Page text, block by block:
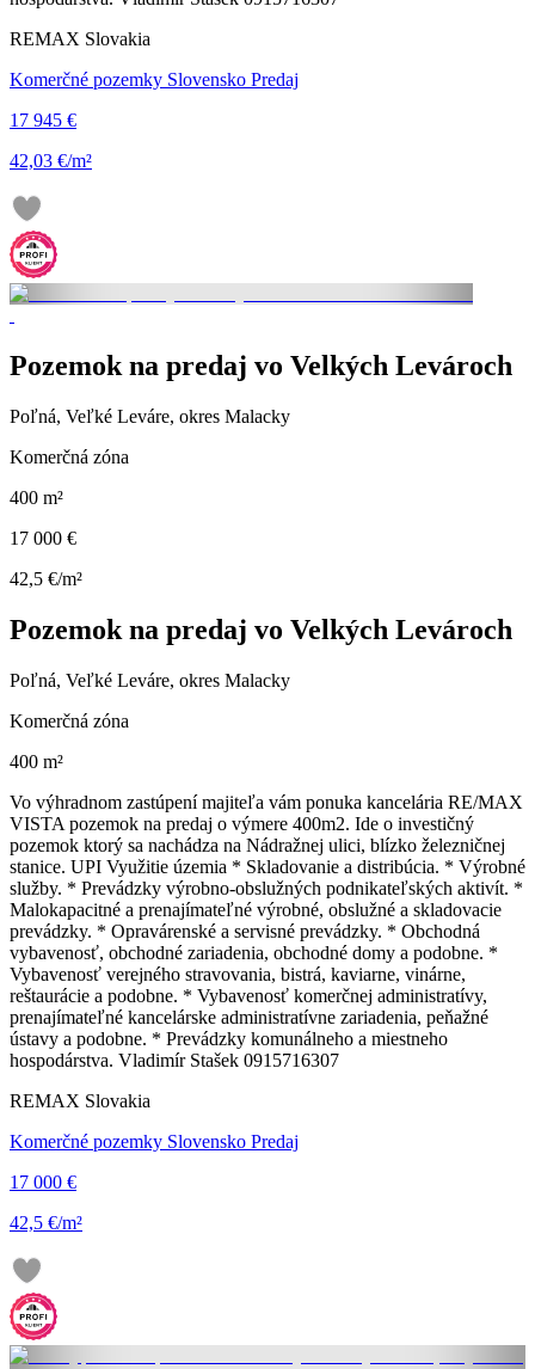
REMAX Slovakia
Komerčné pozemky Slovensko Predaj
17 945 €
42,03 €/m²
Pozemok na predaj vo Velkých Levároch
Poľná, Veľké Leváre, okres Malacky
Komerčná zóna
400 m²
17 000 €
42,5 €/m²
Pozemok na predaj vo Velkých Levároch
Poľná, Veľké Leváre, okres Malacky
Komerčná zóna
400 m²
Vo výhradnom zastúpení majiteľa vám ponuka kancelária RE/MAX
VISTA pozemok na predaj o výmere 400m2. Ide o investičný
pozemok ktorý sa nachádza na Nádražnej ulici, blízko železničnej
stanice. UPI Využitie územia * Skladovanie a distribúcia. * Výrobné
služby. * Prevádzky výrobno-obslužných podnikateľských aktivít. *
Malokapacitné a prenajímateľné výrobné, obslužné a skladovacie
prevádzky. * Opravárenské a servisné prevádzky. * Obchodná
vybavenosť, obchodné zariadenia, obchodné domy a podobne. *
Vybavenosť verejného stravovania, bistrá, kaviarne, vinárne,
reštaurácie a podobne. * Vybavenosť komerčnej administratívy,
prenajímateľné kancelárske administratívne zariadenia, peňažné
ústavy a podobne. * Prevádzky komunálneho a miestneho
hospodárstva. Vladimír Stašek 0915716307
REMAX Slovakia
Komerčné pozemky Slovensko Predaj
17 000 €
42,5 €/m²